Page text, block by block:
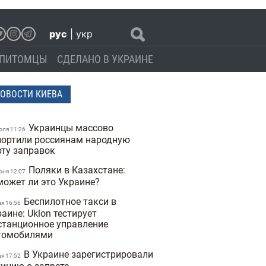
рус укр
ПИТОМЦЫ СДЕЛАНО В УКРАИНЕ
КИЕВА
11:26 Украинцы массово
россиянам народную
заправок
12:07
Поляки в Казахстане:
ли это Украине?
16:56
Беспилотное такси в
Uklon тестирует
управление
17:52
В Украине зарегистрировали